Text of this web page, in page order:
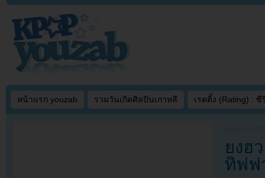
หน้าแรก youzab รวมวันเกิดศิลปินเกาหลี เรตติ้ง (Rating) : ซี
ยงฮ
ทิฟฟ